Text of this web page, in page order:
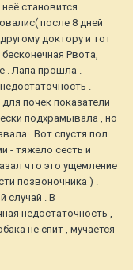
становится .
после 8 дней
доктору и тот
Рвота,
. Лапа прошла .
.
почек показатели
подхрамывала , но
. Вот спустя пол
- тяжело сесть и
что это ущемление
позвоночника ) .
случай . В
недостаточность ,
не спит , мучается